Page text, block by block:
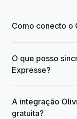
Como conecto o
O que posso
Expresse?
A integração
gratuita?